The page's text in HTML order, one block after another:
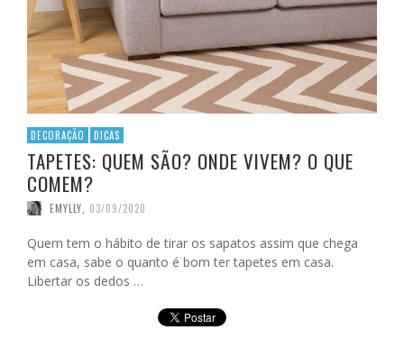
DECORAÇÃO DICAS
TAPETES: QUEM SÃO? ONDE VIVEM? O QUE
COMEM?
EMYLLY 03/09/2020
Quem tem o hábito de tirar os sapatos assim que chega
em casa, sabe o quanto é bom ter tapetes em casa.
Libertar os dedos …